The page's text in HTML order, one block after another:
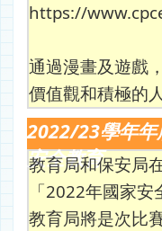
https://
通過漫畫及遊戲
價值觀和積極的
2022/23學年年
安全教育
教育局和保安局
「2022年國家
教育局將是次比